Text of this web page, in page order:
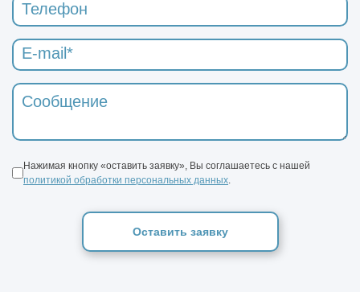
Нажимая кнопку «оставить заявку», Вы соглашаетесь с нашей
политикой обработки персональных данных.
Оставить заявку